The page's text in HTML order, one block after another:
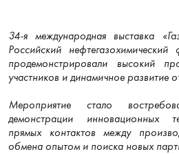
34-я международная выставка
Российский
продемонстрировали высокий
участников и динамичное развитие
Мероприятие стало
демонстрации инновационных
прямых контактов между
обмена опытом и поиска новых